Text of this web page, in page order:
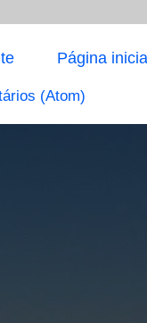
Página
(Atom)